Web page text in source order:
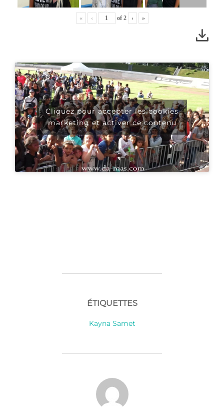
« ‹ of 2 › »
Cliquez pour accepter les cookies
marketing et activer ce contenu
ÉTIQUETTES
Kayna Samet
AUTEUR DE LA PUBLICATION